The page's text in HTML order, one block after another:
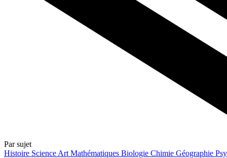
Par sujet
Histoire Science Art Mathématiques Biologie Chimie Géographie